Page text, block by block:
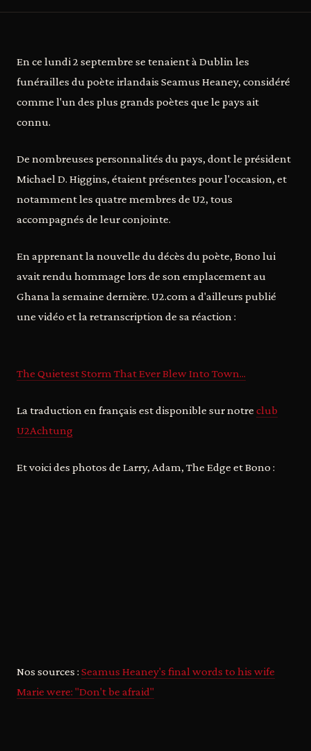
En ce lundi 2 septembre se tenaient à Dublin les
funérailles du poète irlandais Seamus Heaney, considéré
comme l'un des plus grands poètes que le pays ait
connu.
De nombreuses personnalités du pays, dont le président
Michael D. Higgins, étaient présentes pour l'occasion, et
notamment les quatre membres de U2, tous
accompagnés de leur conjointe.
En apprenant la nouvelle du décès du poète, Bono lui
avait rendu hommage lors de son emplacement au
Ghana la semaine dernière. U2.com a d'ailleurs publié
une vidéo et la retranscription de sa réaction :
The Quietest Storm That Ever Blew Into Town...
La traduction en français est disponible sur notre club
U2Achtung
Et voici des photos de Larry, Adam, The Edge et Bono :
Nos sources : Seamus Heaney's final words to his wife
Marie were: "Don't be afraid"